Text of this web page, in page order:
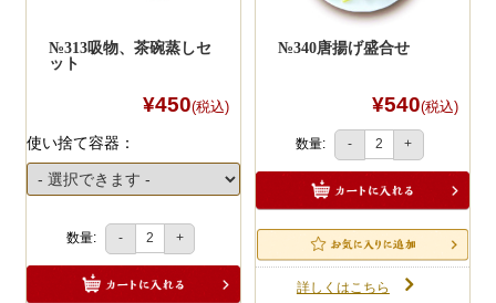
№313吸物、茶碗蒸しセ
ット
¥450(税込)
使い捨て容器：
数量: - +
№340唐揚げ盛合せ
¥540(税込)
数量: - +
詳しくはこちら